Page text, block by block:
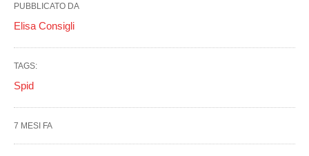
PUBBLICATO DA
Elisa Consigli
TAGS:
Spid
7 MESI FA